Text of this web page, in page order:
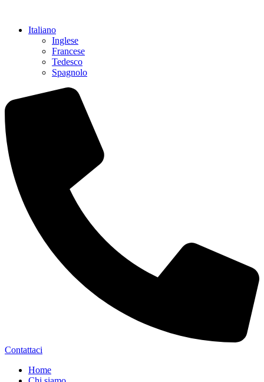
contenutoItaliano
Inglese
Francese
Tedesco
Spagnolo
Contattaci
Home